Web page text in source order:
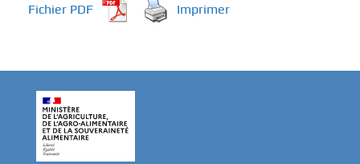
Fichier PDF Imprimer